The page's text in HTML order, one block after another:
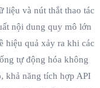
liệu và nút thắt thao tác
nội dung quy mô lớn
hiệu quả xảy ra khi các
tự động hóa không
khả năng tích hợp API